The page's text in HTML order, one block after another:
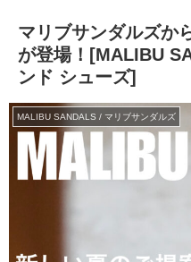
マリブサンダルズか
が登場！[MALIBU
ンド シューズ]
MALIBU SANDALS / マリブサンダルズ